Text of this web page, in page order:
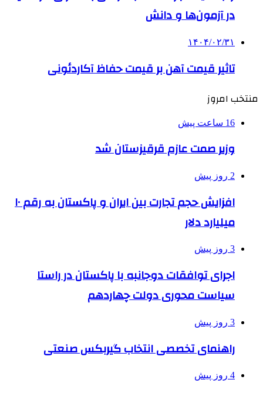
در آزمون‌ها و دانش
۱۴۰۴/۰۲/۳۱
تاثیر قیمت آهن بر قیمت حفاظ آکاردئونی
منتخب امروز
16 ساعت پیش
وزیر صمت عازم قرقیزستان شد
2 روز پیش
افزایش حجم تجارت بین ایران و پاکستان به رقم ۱۰
میلیارد دلار
3 روز پیش
اجرای توافقات دوجانبه با پاکستان در راستا
سیاست محوری دولت چهاردهم
3 روز پیش
راهنمای تخصصی انتخاب گیربکس صنعتی
4 روز پیش